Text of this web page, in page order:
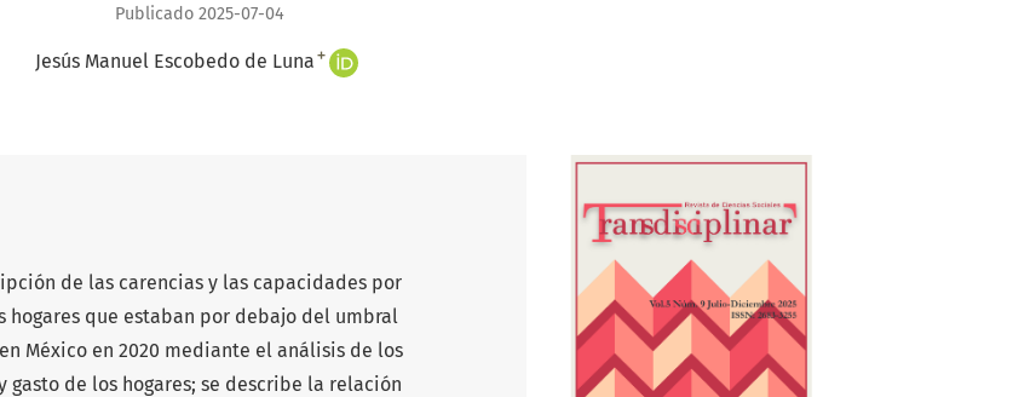
Publicado 2025-07-04
Jesús Manuel Escobedo de Luna +
de las carencias y las capacidades por
hogares que estaban por debajo del umbral
México en 2020 mediante el análisis de los
de los hogares; se describe la relación